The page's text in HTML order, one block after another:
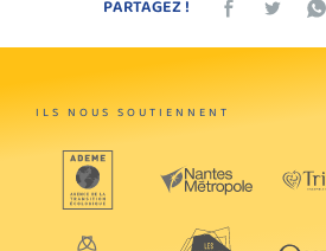
PARTAGEZ !
ILS NOUS SOUTIENNENT